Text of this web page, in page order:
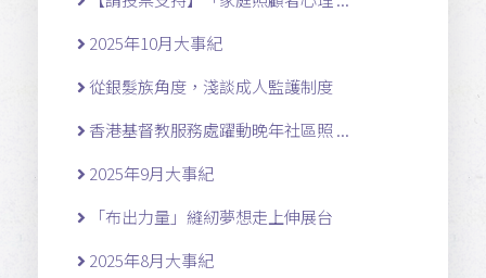
2025年10月大事紀
從銀髮族角度，淺談成人監護制度
香港基督教服務處躍動晚年社區照 ...
2025年9月大事紀
「布出力量」縫紉夢想走上伸展台
2025年8月大事紀